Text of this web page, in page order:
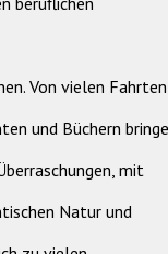
Von vielen Fahrten
und Büchern
mit
Natur und